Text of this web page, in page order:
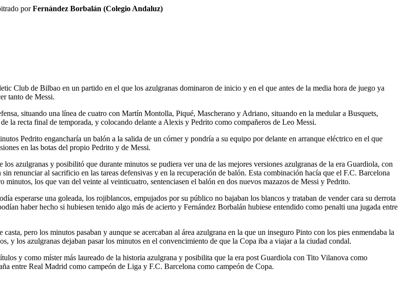
porFernández Borbalán (Colegio Andaluz)
Club de Bilbao en un partido en el que los azulgranas dominaron de inicio y en el que antes de la media hora de juego ya
tanto de Messi.
situando una línea de cuatro con Martín Montolla, Piqué, Mascherano y Adriano, situando en la medular a Busquets,
la recta final de temporada, y colocando delante a Alexis y Pedrito como compañeros de Leo Messi.
Pedrito engancharía un balón a la salida de un córner y pondría a su equipo por delante en arranque eléctrico en el que
en las botas del propio Pedrito y de Messi.
azulgranas y posibilitó que durante minutos se pudiera ver una de las mejores versiones azulgranas de la era Guardiola, con
renunciar al sacrificio en las tareas defensivas y en la recuperación de balón. Esta combinación hacía que el F.C. Barcelona
minutos, los que van del veinte al veinticuatro, sentenciasen el balón en dos nuevos mazazos de Messi y Pedrito.
esperarse una goleada, los rojiblancos, empujados por su público no bajaban los blancos y trataban de vender cara su derrota
haber hecho si hubiesen tenido algo más de acierto y Fernández Borbalán hubiese entendido como penalti una jugada entre
pero los minutos pasaban y aunque se acercaban al área azulgrana en la que un inseguro Pinto con los pies enmendaba la
y los azulgranas dejaban pasar los minutos en el convencimiento de que la Copa iba a viajar a la ciudad condal.
y como míster más laureado de la historia azulgrana y posibilita que la era post Guardiola con Tito Vilanova como
entre Real Madrid como campeón de Liga y F.C. Barcelona como campeón de Copa.